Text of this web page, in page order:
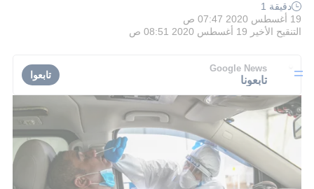
دقيقة 1
19 أغسطس 2020 07:47 ص
التنقيح الأخير 19 أغسطس 2020 08:51 ص
Google News
تابعونا تابعوا